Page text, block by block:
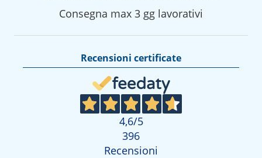
Consegna max 3 gg lavorativi
Recensioni certificate
4,6/5
396
Recensioni